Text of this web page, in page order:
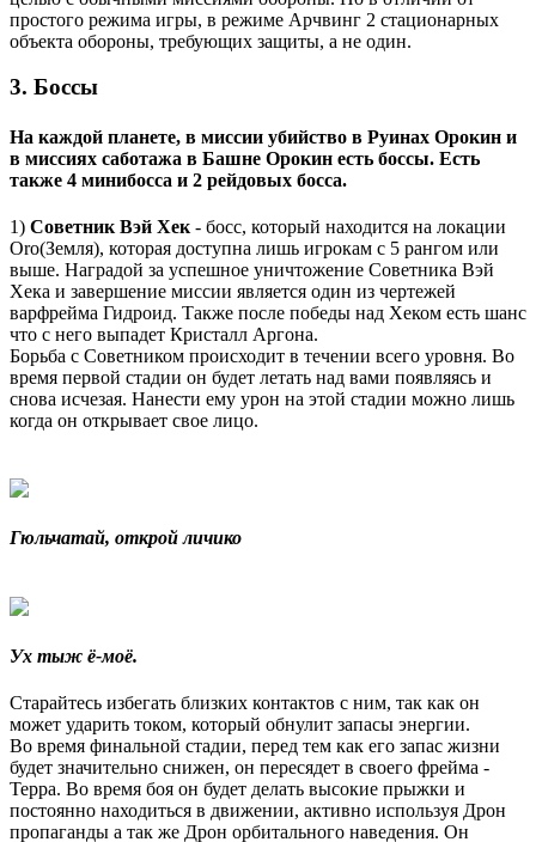
простого режима игры, в режиме Арчвинг 2 стационарных
объекта обороны, требующих защиты, а не один.
3. Боссы
На каждой планете, в миссии убийство в Руинах Орокин и
в миссиях саботажа в Башне Орокин есть боссы. Есть
также 4 минибосса и 2 рейдовых босса.
1) Советник Вэй Хек - босс, который находится на локации
Oro(Земля), которая доступна лишь игрокам с 5 рангом или
выше. Наградой за успешное уничтожение Советника Вэй
Хека и завершение миссии является один из чертежей
варфрейма Гидроид. Также после победы над Хеком есть шанс
что с него выпадет Кристалл Аргона.
Борьба с Советником происходит в течении всего уровня. Во
время первой стадии он будет летать над вами появляясь и
снова исчезая. Нанести ему урон на этой стадии можно лишь
когда он открывает свое лицо.
Гюльчатай, открой личико
Ух тыж ё-моё.
Старайтесь избегать близких контактов с ним, так как он
может ударить током, который обнулит запасы энергии.
Во время финальной стадии, перед тем как его запас жизни
будет значительно снижен, он пересядет в своего фрейма -
Терра. Во время боя он будет делать высокие прыжки и
постоянно находиться в движении, активно используя Дрон
пропаганды а так же Дрон орбитального наведения. Он